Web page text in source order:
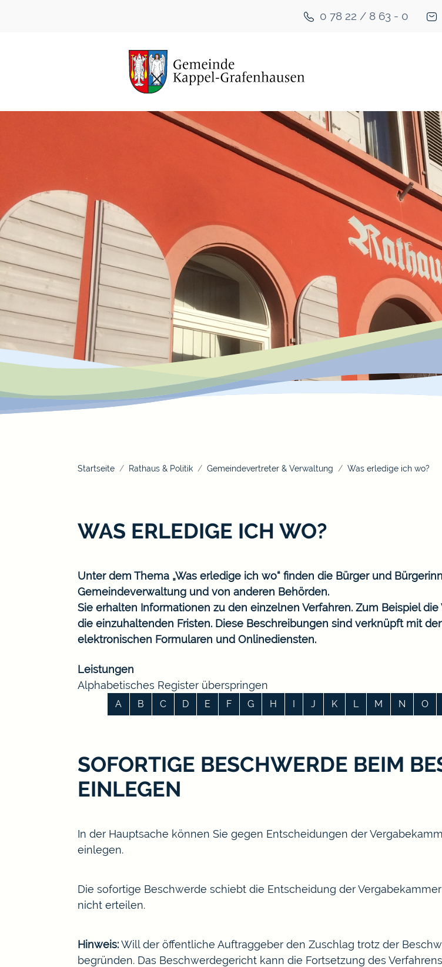
0 78 22 / 8 63 - 0
Startseite Rathaus & Politik Gemeindevertreter & Verwaltung Was erledige ich wo?
WAS ERLEDIGE ICH WO?
Unter dem Thema „Was erledige ich wo“ finden die Bürger und
Gemeindeverwaltung und von anderen Behörden.
Sie erhalten Informationen zu den einzelnen Verfahren. Zum Beispiel
die einzuhaltenden Fristen. Diese Beschreibungen sind verknüpft mit
elektronischen Formularen und Onlinediensten.
Leistungen
Alphabetisches Register überspringen
A B C D E F G H I J K L M N O
SOFORTIGE BESCHWERDE BEIM
EINLEGEN
In der Hauptsache können Sie gegen Entscheidungen der
einlegen.
Die sofortige Beschwerde schiebt die Entscheidung der
nicht erteilen.
Hinweis:Will der öffentliche Auftraggeber den Zuschlag trotz der
begründen. Das Beschwerdegericht kann die Fortsetzung des